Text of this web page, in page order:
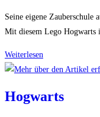
einzuklappen
Seine eigene Zauberschule
Mit diesem Lego Hogwarts
Weiterlesen
Hogwarts
Hogwarts